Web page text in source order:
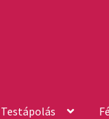
Testápolás